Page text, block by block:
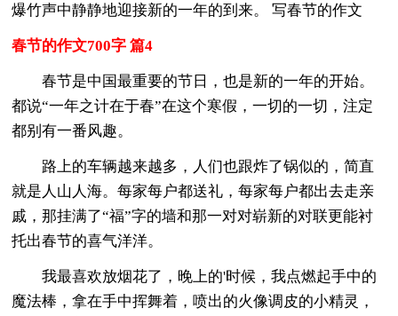
爆竹声中静静地迎接新的一年的到来。 写春节的作文
春节的作文700字 篇4
春节是中国最重要的节日，也是新的一年的开始。
都说“一年之计在于春”在这个寒假，一切的一切，注定
都别有一番风趣。
路上的车辆越来越多，人们也跟炸了锅似的，简直
就是人山人海。每家每户都送礼，每家每户都出去走亲
戚，那挂满了“福”字的墙和那一对对崭新的对联更能衬
托出春节的喜气洋洋。
我最喜欢放烟花了，晚上的'时候，我点燃起手中的
魔法棒，拿在手中挥舞着，喷出的火像调皮的小精灵，